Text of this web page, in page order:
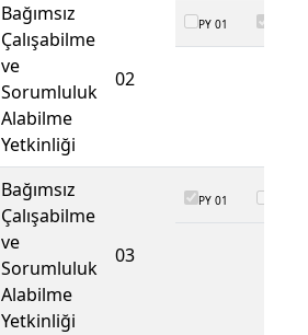
Bağımsız
Çalışabilme
ve
Sorumluluk
Alabilme
Yetkinliği
02
PY 01
Bağımsız
Çalışabilme
ve
Sorumluluk
Alabilme
Yetkinliği
03
PY 01